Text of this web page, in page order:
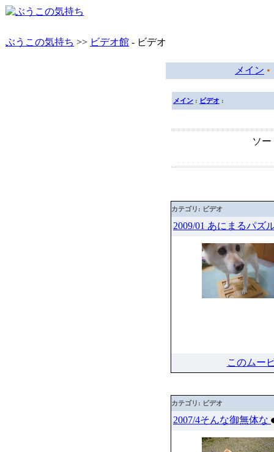
ぶうこの気持ち >> ビデオ館 - ビデオ
メイン
メイン : ビデオ :
ソ
カテゴリ: ビデオ
2009/01 あにまるパズ
このムー
カテゴリ: ビデオ
2007/4そんな御無体な